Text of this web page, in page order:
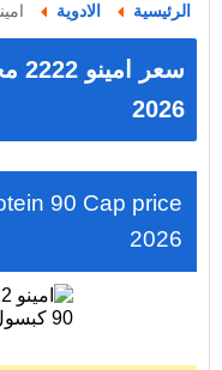
الرئيسية الادوية امينو 2222 مجم هاي
2026
90 Cap price
2026